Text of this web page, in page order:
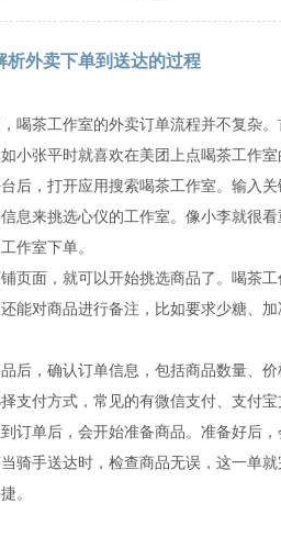
析外卖下单到送达的过程
喝茶工作室的外卖订单流程并不复杂
小张平时就喜欢在美团上点喝茶工作
后，打开应用搜索喝茶工作室。输入
息来挑选心仪的工作室。像小李就很
作室下单。
页面，就可以开始挑选商品了。喝茶
能对商品进行备注，比如要求少糖、
后，确认订单信息，包括商品数量、
支付方式，常见的有微信支付、支付
订单后，会开始准备商品。准备好后
骑手送达时，检查商品无误，这一单
。